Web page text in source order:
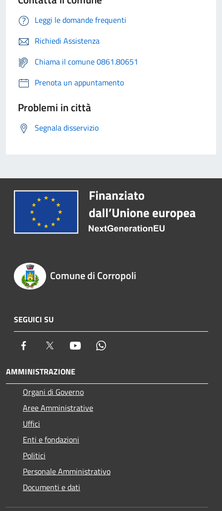
Leggi le domande frequenti
Richiedi Assistenza
Chiama il comune 0861.80651
Prenota un appuntamento
Problemi in città
Segnala disservizio
Comune di Corropoli
SEGUICI SU
Facebook Twitter Youtube
AMMINISTRAZIONE
Organi di Governo
Aree Amministrative
Uffici
Enti e fondazioni
Politici
Personale Amministrativo
Documenti e dati